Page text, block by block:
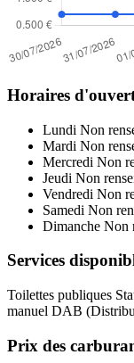
Horaires
Lundi Non
Mardi Non
Mercredi Non
Jeudi Non
Vendredi Non
Samedi Non
Dimanche Non
Services
Toilettes publiques
manuel DAB
Prix des